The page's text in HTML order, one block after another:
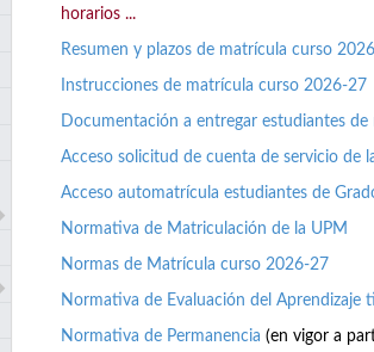
horarios ...
Resumen y plazos de matrícula curso
Instrucciones de matrícula curso 2026-27
Documentación a entregar estudiantes
Acceso solicitud de cuenta de servicio de
Acceso automatrícula estudiantes de
Normativa de Matriculación de la UPM
Normas de Matrícula curso 2026-27
Normativa de Evaluación del Aprendizaje
Normativa de Permanencia (en vigor a